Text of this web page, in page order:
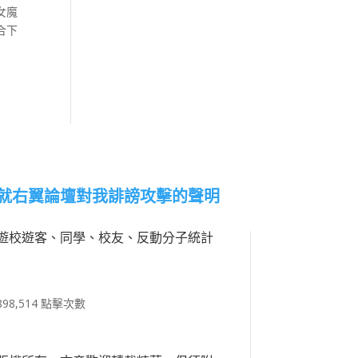
魔
下
右翼論壇對我誹謗攻擊的聲明
校遊客、同學、校友、反動分子統計
點擊次數